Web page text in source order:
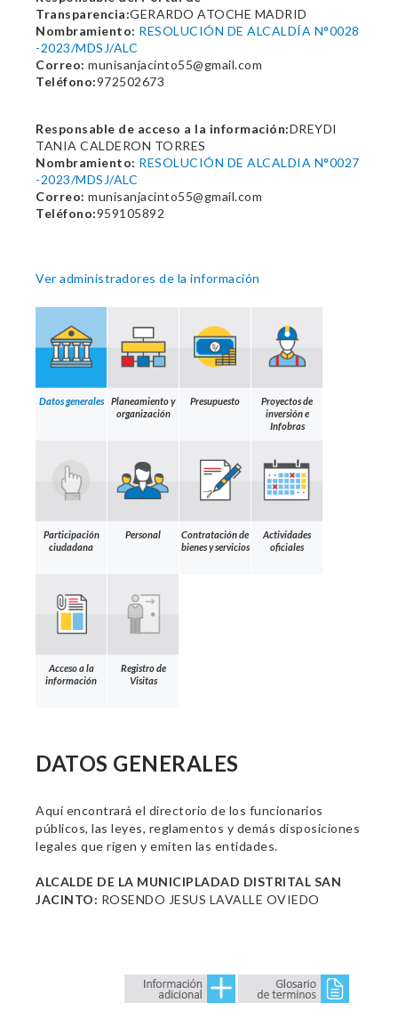
Transparencia:GERARDO ATOCHE MADRID
Nombramiento: RESOLUCIÓN DE ALCALDÍA N°0028
-2023/MDSJ/ALC
Correo: munisanjacinto55@gmail.com
Teléfono:972502673
Responsable de acceso a la información:DREYDI
TANIA CALDERON TORRES
Nombramiento: RESOLUCIÓN DE ALCALDIA N°0027
-2023/MDSJ/ALC
Correo: munisanjacinto55@gmail.com
Teléfono:959105892
Ver administradores de la información
Datos generales
Planeamiento y
organización
Presupuesto
Proyectos de
inversión e
Infobras
Participación
ciudadana
Personal
Contratación de
bienes y servicios
Actividades
oficiales
Acceso a la
información
Registro de
Visitas
DATOS GENERALES
Aquí encontrará el directorio de los funcionarios
públicos, las leyes, reglamentos y demás disposiciones
legales que rigen y emiten las entidades.
ALCALDE DE LA MUNICIPLADAD DISTRITAL SAN
JACINTO: ROSENDO JESUS LAVALLE OVIEDO